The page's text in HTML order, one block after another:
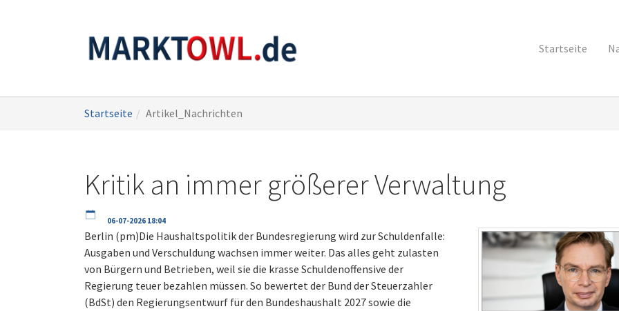
Startseite
sind
Startseite Artikel_Nachrichten
Kritik an immer größerer Verwaltung
06-07-2026 18:04
Berlin (pm)Die Haushaltspolitik der Bundesregierung wird zur Schuldenfalle:
Ausgaben und Verschuldung wachsen immer weiter. Das alles geht zulasten
von Bürgern und Betrieben, weil sie die krasse Schuldenoffensive der
Regierung teuer bezahlen müssen. So bewertet der Bund der Steuerzahler
(BdSt) den Regierungsentwurf für den Bundeshaushalt 2027 sowie die